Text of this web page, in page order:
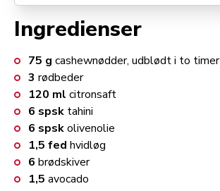
Ingredienser
75 g cashewnødder, udblødt i to timer
3 rødbeder
120 ml citronsaft
6 spsk tahini
6 spskolivenolie
1,5 fed hvidløg
6 brødskiver
1,5 avocado